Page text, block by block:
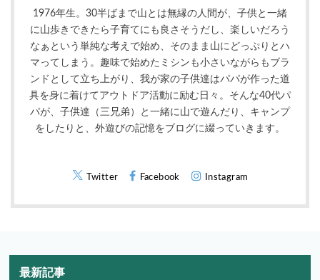
1976年生。30半ばまで山とは無縁の人間が、子供と一緒
に山歩きできたら子育てにも良さそうだし、楽しいだろう
なぁという単純な考えで始め、そのまま山にどっぷりとハ
マってしまう。趣味で始めたミシンも小さいながらもブラ
ンドとして立ち上がり、我が家の子供達はパパが作った道
具を身に着けてアウトドア活動に励む日々。そんな40代パ
パが、子供達（三兄弟）と一緒に山で遊んだり、キャンプ
をしたりと、外遊びの記憶をブログに綴っていきます。
Twitter Facebook Instagram
最新記事